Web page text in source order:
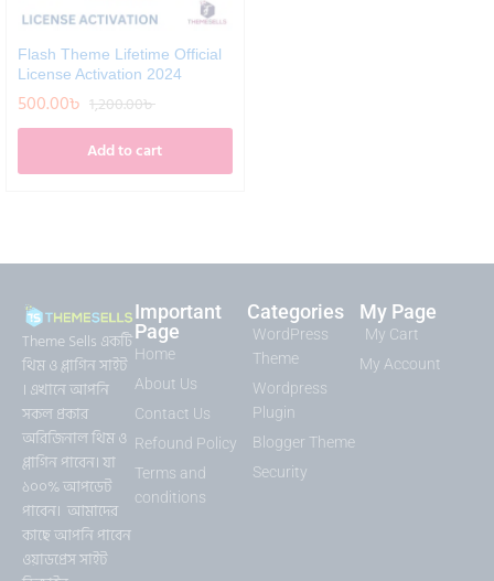
Flash Theme Lifetime Official
License Activation 2024
500.00৳ 1,200.00৳
Add to cart
Theme Sells একটি
থিম ও প্লাগিন সাইট
। এখানে আপনি
সকল প্রকার
অরিজিনাল থিম ও
প্লাগিন পাবেন। যা
১০০% আপডেট
পাবেন। আমাদের
কাছে আপনি পাবেন
ওয়াডপ্রেস সাইট
Important
Page
Home
About Us
Contact Us
Refound Policy
Terms and
conditions
Categories
WordPress
Theme
Wordpress
Plugin
Blogger Theme
Security
My Page
My Cart
My Account